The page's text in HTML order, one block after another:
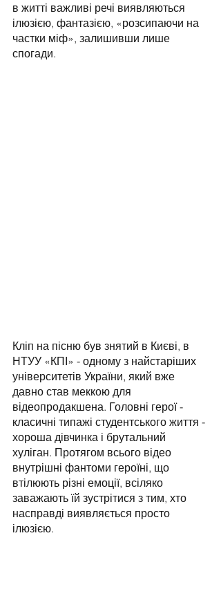
в житті важливі речі виявляються
ілюзією, фантазією, «розсипаючи на
частки міф», залишивши лише
спогади.
Кліп на пісню був знятий в Києві, в
НТУУ «КПІ» - одному з найстаріших
університетів України, який вже
давно став меккою для
відеопродакшена. Головні герої -
класичні типажі студентського життя -
хороша дівчинка і брутальний
хуліган. Протягом всього відео
внутрішні фантоми героїні, що
втілюють різні емоції, всіляко
заважають їй зустрітися з тим, хто
насправді виявляється просто
ілюзією.